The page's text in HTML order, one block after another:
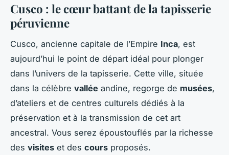
Cusco : le cœur battant de la tapisserie
péruvienne
Cusco, ancienne capitale de l’Empire Inca, est
aujourd’hui le point de départ idéal pour plonger
dans l’univers de la tapisserie. Cette ville, située
dans la célèbre vallée andine, regorge de musées,
d’ateliers et de centres culturels dédiés à la
préservation et à la transmission de cet art
ancestral. Vous serez époustouflés par la richesse
des visites et des cours proposés.